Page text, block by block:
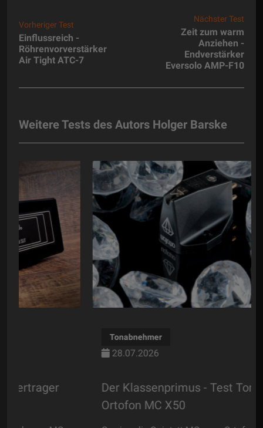
Vorheriger Test
Einflussreich -
Röhrenvorverstärker
Air Tight ATC-7
Nächster Test
Zeit zum warm
Anziehen -
Endverstärker
Eversolo AMP-F10
Weitere Tests des Autors Holger Barske
Der Klassenprimus - Test Tonabnehmer
Ortofon MC X50